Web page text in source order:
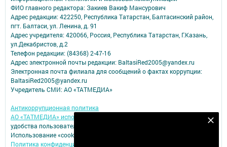
ФИО главного редактора: Закиев Вакиф Мансурович
Адрес редакции: 422250, Республика Татарстан, Балтасинский район,
пгт. Балтаси, ул. Ленина, д. 91
Адрес учредителя: 420066, Россия, Республика Татарстан, Г.Казань,
ул.Декабристов, д.2
Телефон редакции: (84368) 2-47-16
Адрес электронной почты редакции: BaltasiRed2005@yandex.ru
Электронная почта филиала для сообщений о фактах коррупции:
BaltasiRed2005@yandex.ru
Учредитель СМИ: АО «ТАТМЕДИА»
Антикоррупционная политика
АО «ТАТМЕДИА» использует «cookie»
для персонализации сервисов и
удобства пользователей сайтом.
Использование «cookie» можно отменить в настройках браузера.
Политика конфиденциальности